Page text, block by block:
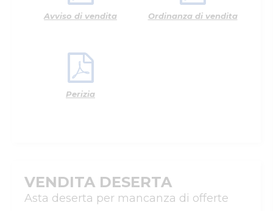
Avviso di vendita Ordinanza di vendita
Perizia
VENDITA DESERTA
Asta deserta per mancanza di offerte